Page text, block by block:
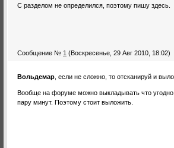
С разделом не определился, поэтому пишу здесь.
Сообщение № 1 (Воскресенье, 29 Авг 2010, 18:02)
Вольдемар , если не сложно, то отсканируй и
Вообще на форуме можно выкладывать что угодно
пару минут. Поэтому стоит выложить.